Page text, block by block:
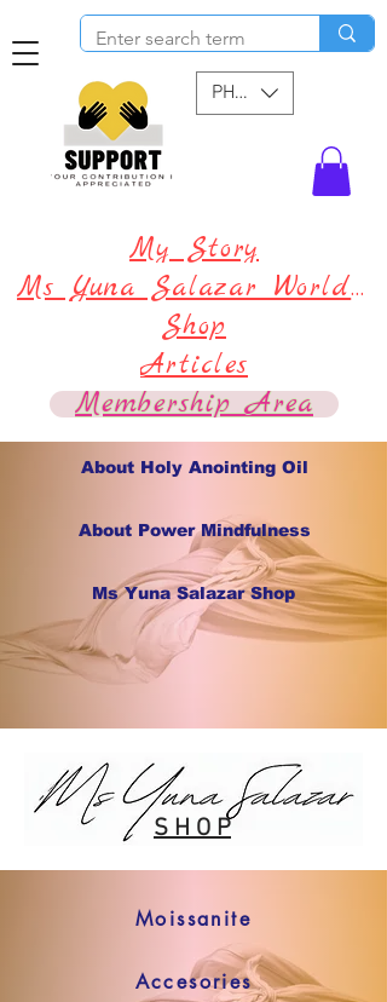
PHP (₱)
My Story
Ms Yuna Salazar World !
Shop
Articles
Membership Area
About Holy Anointing Oil
About Power Mindfulness
Ms Yuna Salazar Shop
S H O P
Moissanite
Accesories